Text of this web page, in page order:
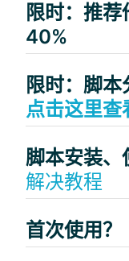
限时：推
40%
限时：脚
点击这里查
脚本安装、
解决教程
首次使用？